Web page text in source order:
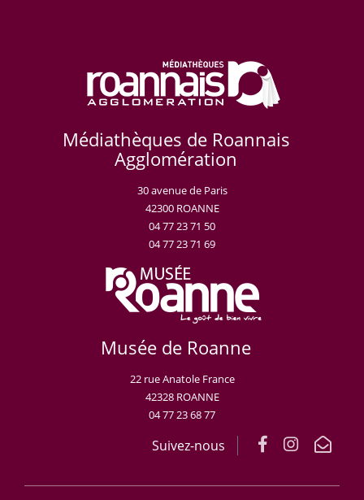
Médiathèques de Roannais
Agglomération
30 avenue de Paris
42300 ROANNE
04 77 23 71 50
04 77 23 71 69
Musée de Roanne
22 rue Anatole France
42328 ROANNE
04 77 23 68 77
Suivez-nous